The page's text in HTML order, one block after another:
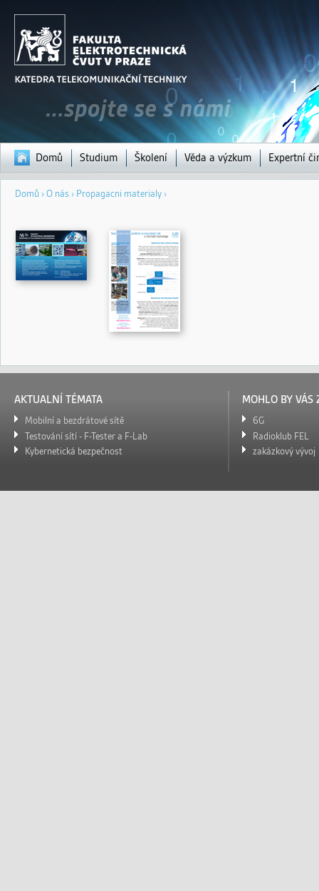
Domů Studium Školení Věda a výzkum Expertní
Jste
Domů › O nás › Propagacni materialy ›
AKTUALNÍ TÉMATA
Mobilní a bezdrátové sítě
Testování sítí - F-Tester a F-Lab
Kybernetická bezpečnost
MOHLO BY VÁS
6G
Radioklub FEL
zakázkový vývoj